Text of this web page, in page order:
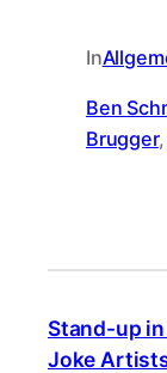
In
Ben
Brugger
Stand-up
Joke